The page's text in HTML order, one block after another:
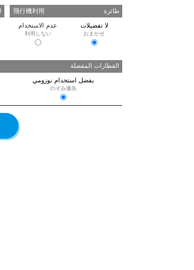
طائرة
飛行機利用
لا تفضيلات
おまかせ
عدم الاستخدام
利用しない
القطارات المفضلة
يفضل استخدام نوزومي
のぞみ優先